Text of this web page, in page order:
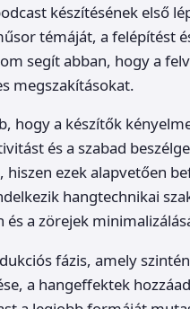
készítésének első
témáját, a felépítést
segít abban, hogy a
megszakításokat.
hogy a készítők
és a szabad
ezek alapvetően
hangtechnikai
a zörejek
fázis, amely
a hangeffektek